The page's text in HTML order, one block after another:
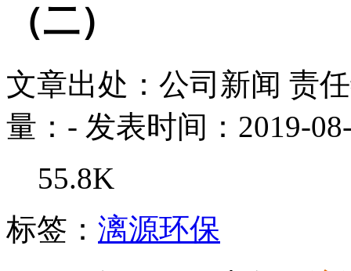
（二）
文章出处：公司新闻 责
量： - 发表时间：2019-
55.8K
标签： 漓源环保